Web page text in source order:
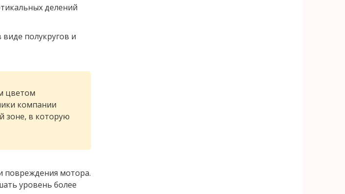
делений
полукругов и
цветом
компании
зоне, в которую
повреждения мотора.
уровень более